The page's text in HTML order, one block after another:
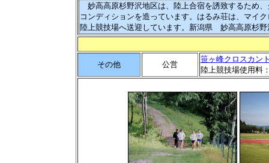
妙高高原杉野沢地区は、陸上合宿を誘致するため
コンディションを造っています。はるみ荘は、マイ
陸上競技場へ送迎しています。新潟県 妙高高原杉
その他 公営
笹ヶ峰クロスカン
陸上競技場使用料